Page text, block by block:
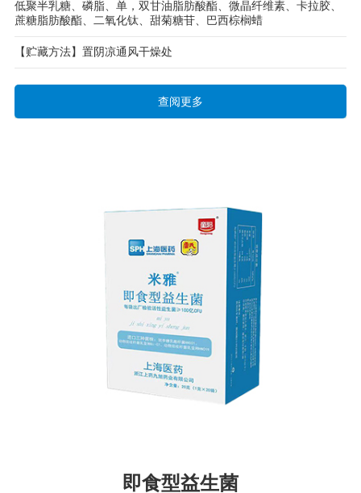
低聚半乳糖、磷脂、单，双甘油脂肪酸酯、微晶纤维素、卡拉胶、
蔗糖脂肪酸酯、二氧化钛、甜菊糖苷、巴西棕榈蜡
【贮藏方法】置阴凉通风干燥处
查阅更多
即食型益生菌